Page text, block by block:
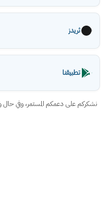
ثريدز
تطبيقنا
نشكركم على دعمكم المستمر، وفي حال